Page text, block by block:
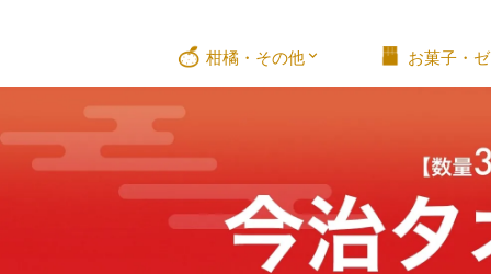
柑橘・その他 お菓子・